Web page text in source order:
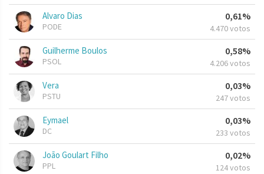
Alvaro Dias
PODE
0,61%
4.470 votos
Guilherme Boulos
PSOL
0,58%
4.206 votos
Vera
PSTU
0,03%
247 votos
Eymael
DC
0,03%
233 votos
João Goulart Filho
PPL
0,02%
124 votos